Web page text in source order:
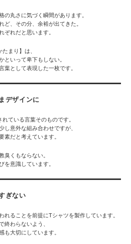
の丸さに気づく瞬間があります。
ど、その分、余裕が出てきた。
ぞれだと思います。
まり】は、
といって卑下もしない。
葉として表現した一枚です。
デザインに
ている言葉そのものです。
し意外な組み合わせですが、
素だと考えています。
臭くもならない。
を意識しています。
ぎない
れることを前提にTシャツを製作しています。
終わらないよう、
も大切にしています。